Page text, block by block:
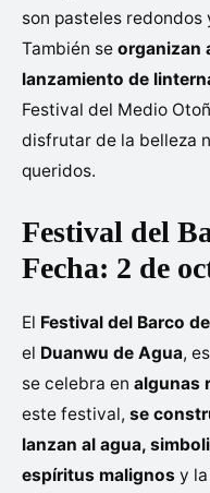
son pasteles
También se organizan
lanzamiento de
Festival del Medio
disfrutar de la belleza
queridos.
Festival del
Fecha: 2 de
El Festival del Barco
el Duanwu de Agua,
se celebra en algunas
este festival, se
lanzan al agua,
espíritus malignos y